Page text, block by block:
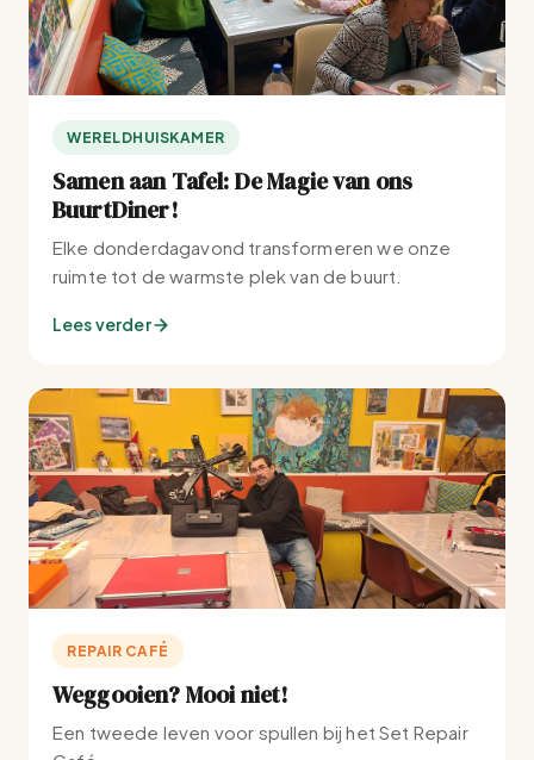
WERELDHUISKAMER
Samen aan Tafel: De Magie van ons
BuurtDiner!
Elke donderdagavond transformeren we onze
ruimte tot de warmste plek van de buurt.
Lees verder
REPAIR CAFÉ
Weggooien? Mooi niet!
Een tweede leven voor spullen bij het Set Repair